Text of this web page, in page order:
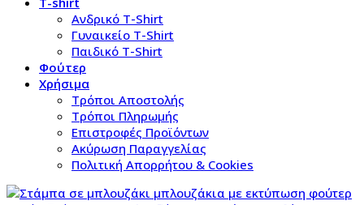
Aνδρικό Τ-Shirt
Γυναικείο T-Shirt
Παιδικό T-Shirt
Φούτερ
Χρήσιμα
Τρόποι Αποστολής
Τρόποι Πληρωμής
Επιστροφές Προϊόντων
Ακύρωση Παραγγελίας
Πολιτική Απορρήτου & Cookies